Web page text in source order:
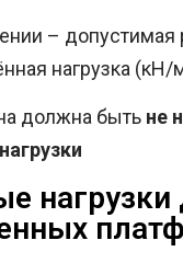
– допустимая
нагрузка (кН/
должна быть не
нагрузки